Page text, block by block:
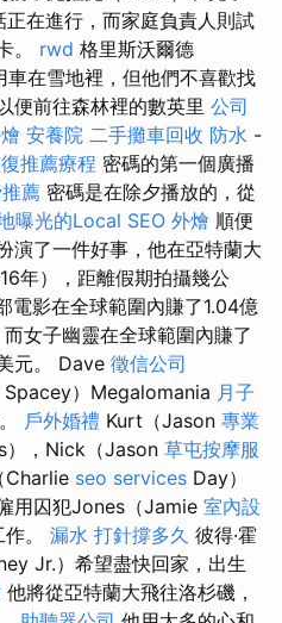
在進行，而家庭負責人則試
。 rwd 格里斯沃爾德
車在雪地裡，但他們不喜歡找
便前往森林裡的數英里 公司
安養院 二手攤車回收 防水 -
推薦療程 密碼的第一個廣播
薦 密碼是在除夕播放的，從
曝光的Local SEO 外燴 順便
演了一件好事，他在亞特蘭大
年），距離假期拍攝幾公
電影在全球範圍內賺了1.04億
女子幽靈在全球範圍內賺了
元。 Dave 徵信公司
Spacey）Megalomania 月子
戶外婚禮 Kurt（Jason 專業
），Nick（Jason 草屯按摩服
Charlie seo services Day）
用囚犯Jones（Jamie 室內設
。 漏水 打針撐多久 彼得·霍
Jr.）希望盡快回家，出生
他將從亞特蘭大飛往洛杉磯，